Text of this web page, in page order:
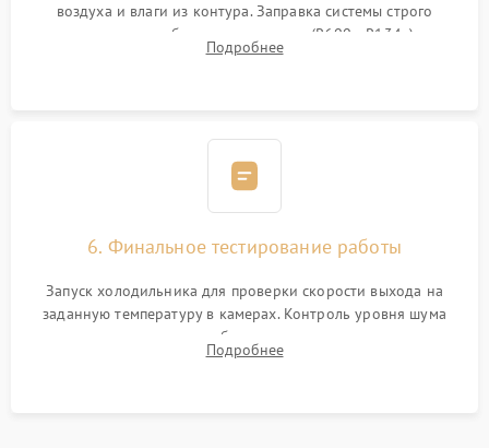
воздуха и влаги из контура. Заправка системы строго
дозированным объемом хладагента (R600a, R134a) по
электронным весам. Контроль рабочего давления в системе.
Подробнее
6. Финальное тестирование работы
Запуск холодильника для проверки скорости выхода на
заданную температуру в камерах. Контроль уровня шума
компрессора, отсутствия обмерзания стенок и корректного
срабатывания системы автоматической оттайки.
Подробнее